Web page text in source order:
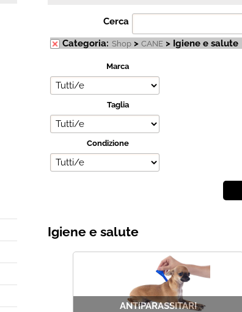
Cerca
Categoria: Shop > CANE > Igiene e salute
Marca
Taglia
Condizione
Igiene e salute
ANTIPARASSITARI